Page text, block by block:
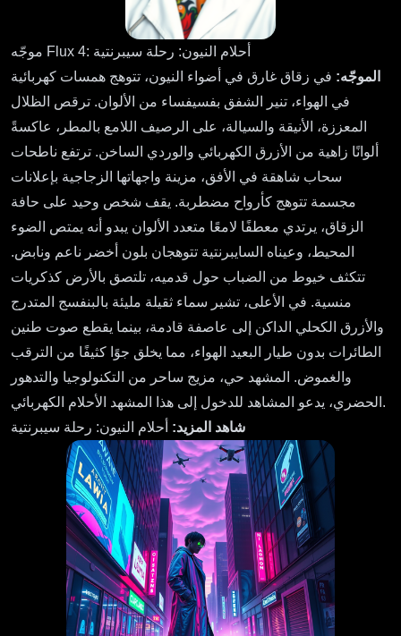
موجّه Flux 4: أحلام النيون: رحلة سيبرنتية
الموجّه: في زقاق غارق في أضواء النيون، تتوهج همسات كهربائية
في الهواء، تنير الشفق بفسيفساء من الألوان. ترقص الظلال
المعززة، الأنيقة والسيالة، على الرصيف اللامع بالمطر، عاكسةً
ألوانًا زاهية من الأزرق الكهربائي والوردي الساخن. ترتفع ناطحات
سحاب شاهقة في الأفق، مزينة واجهاتها الزجاجية بإعلانات
مجسمة تتوهج كأرواح مضطربة. يقف شخص وحيد على حافة
الزقاق، يرتدي معطفًا لامعًا متعدد الألوان يبدو أنه يمتص الضوء
المحيط، وعيناه السايبرنتية تتوهجان بلون أخضر ناعم ونابض.
تتكثف خيوط من الضباب حول قدميه، تلتصق بالأرض كذكريات
منسية. في الأعلى، تشير سماء ثقيلة مليئة بالبنفسج المتدرج
والأزرق الكحلي الداكن إلى عاصفة قادمة، بينما يقطع صوت طنين
الطائرات بدون طيار البعيد الهواء، مما يخلق جوًا كثيفًا من الترقب
والغموض. المشهد حي، مزيج ساحر من التكنولوجيا والتدهور
الحضري، يدعو المشاهد للدخول إلى هذا المشهد الأحلام الكهربائي.
شاهد المزيد: أحلام النيون: رحلة سيبرنتية